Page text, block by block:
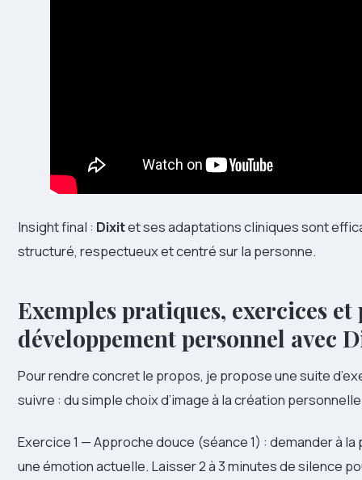
Insight final : Dixitet ses adaptations cliniques sont
structuré, respectueux et centré sur la personne.
Exemples pratiques, exercices
développement personnel avec
Pour rendre concret le propos, je propose une suite
suivre : du simple choix d’image à la création
Exercice 1 — Approche douce (séance 1) : demander à
une émotion actuelle. Laisser 2 à 3 minutes de silence